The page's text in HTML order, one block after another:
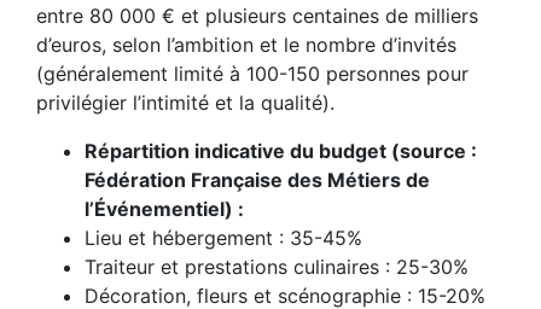
entre 80 000 € et plusieurs centaines de milliers
d’euros, selon l’ambition et le nombre d’invités
(généralement limité à 100-150 personnes pour
privilégier l’intimité et la qualité).
Répartition indicative du budget (source :
Fédération Française des Métiers de
l’Événementiel) :
Lieu et hébergement : 35-45%
Traiteur et prestations culinaires : 25-30%
Décoration, fleurs et scénographie : 15-20%